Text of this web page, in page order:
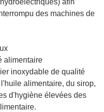
des machines de
alimentaire
inoxydable de qualité
alimentaire, du sirop,
d'hygiène élevées des